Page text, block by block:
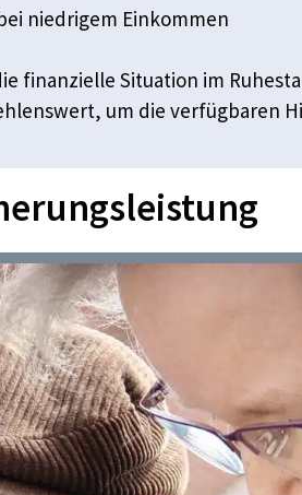
niedrigem Einkommen
finanzielle Situation im
um die verfügbaren